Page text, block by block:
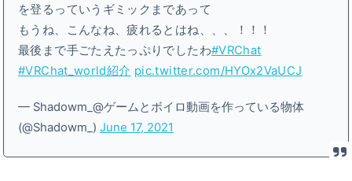
を登るっていうギミックまであって
もうね、こんなね、疲れるとはね、、、！！！
最後まで手ごたえたっぷりでしたわ#VRChat
#VRChat_world紹介 pic.twitter.com/HYOx2VaUCJ
— Shadowm_@ゲームとボイロ動画を作っている物体
(@Shadowm_)June 17, 2021